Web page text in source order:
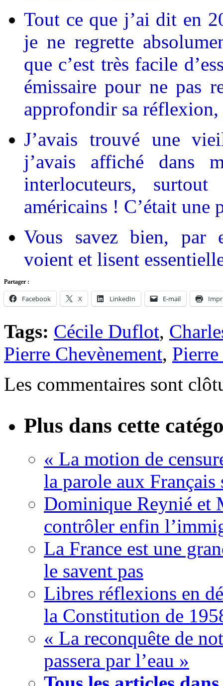
Tout ce que j’ai dit en
je ne regrette
que c’est très facile
émissaire pour ne pas
approfondir sa réflexion,
J’avais trouvé une
j’avais affiché dans
interlocuteurs,
américains ! C’était une
Vous savez bien, par
voient et lisent
Partager :
Facebook X LinkedIn E-mail
Tags: Cécile Duflot,
Pierre Chevènement,
Les commentaires sont
Plus dans cette
« La motion de
la parole aux
Dominique Reynié et
contrôler enfin
La France est une
le savent pas
Libres réflexions en
la Constitution de
« La reconquête de
passera par l’eau »